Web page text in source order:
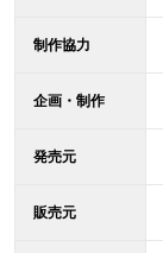
制作協力
企画・制作
発売元
販売元